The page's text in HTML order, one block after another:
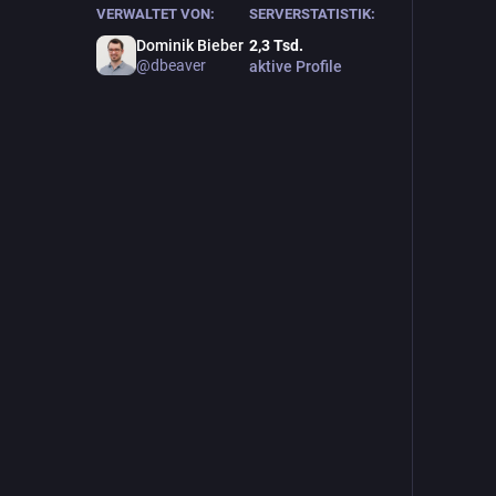
VERWALTET VON:
Dominik Bieber
@dbeaver
SERVERSTATISTIK:
2,3Tsd.
aktive Profile